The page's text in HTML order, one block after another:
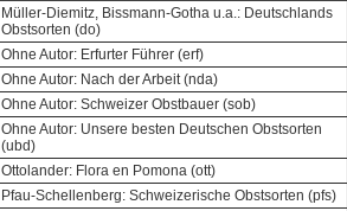
Müller-Diemitz, Bissmann-Gotha u.a.: Deutschlands
Obstsorten (do)
Ohne Autor: Erfurter Führer (erf)
Ohne Autor: Nach der Arbeit (nda)
Ohne Autor: Schweizer Obstbauer (sob)
Ohne Autor: Unsere besten Deutschen Obstsorten
(ubd)
Ottolander: Flora en Pomona (ott)
Pfau-Schellenberg: Schweizerische Obstsorten (pfs)